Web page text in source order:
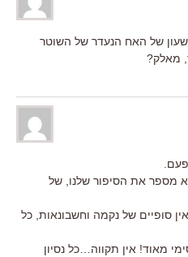
של האח הנעדר של השוטר
מאלק?
מספר את הסיפור שלנו, של
סופיים של נקמה וחשבונאות, כל
מאוד! אין תקווה…כל נסיון